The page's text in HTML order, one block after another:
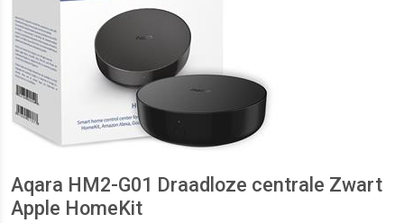
Aqara HM2-G01 Draadloze centrale Zwart
Apple HomeKit